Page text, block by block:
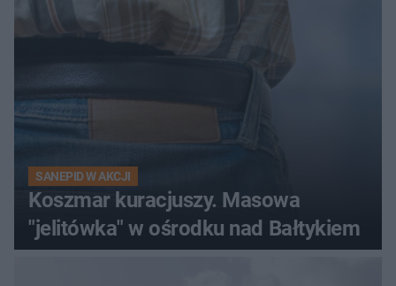
SANEPID W AKCJI
Koszmar kuracjuszy. Masowa
"jelitówka" w ośrodku nad Bałtykiem